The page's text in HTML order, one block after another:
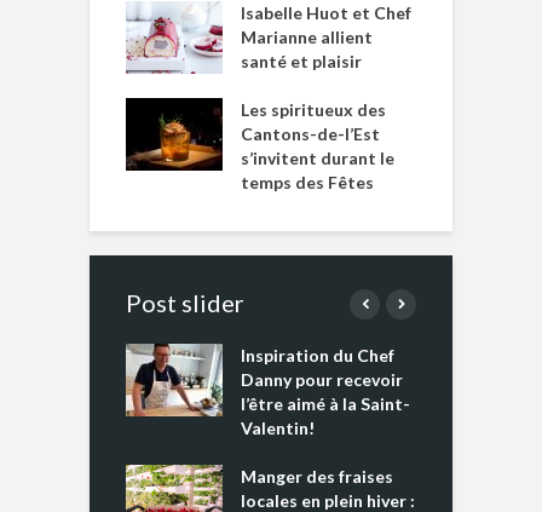
Isabelle Huot et Chef
Marianne allient
santé et plaisir
Les spiritueux des
Cantons-de-l’Est
s’invitent durant le
temps des Fêtes
Post slider
Inspiration du Chef
Danny pour recevoir
l’être aimé à la Saint-
Valentin!
Manger des fraises
locales en plein hiver :